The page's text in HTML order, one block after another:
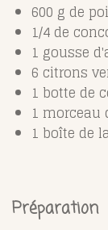
600 g de
1/4 de
1 gousse
6 citrons
1 botte de
1 morceau
1 boîte de
Préparation